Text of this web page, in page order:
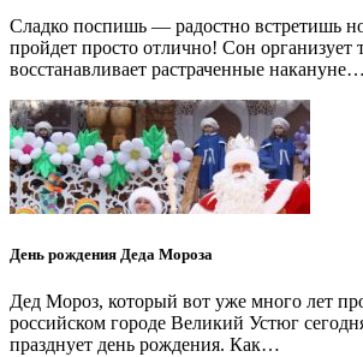
Сладко поспишь — радостно встретишь
пройдет просто отлично! Сон организует
восстанавливает растраченные накануне…
День рождения Деда Мороза
Дед Мороз, который вот уже много лет
российском городе Великий Устюг
празднует день рождения. Как…